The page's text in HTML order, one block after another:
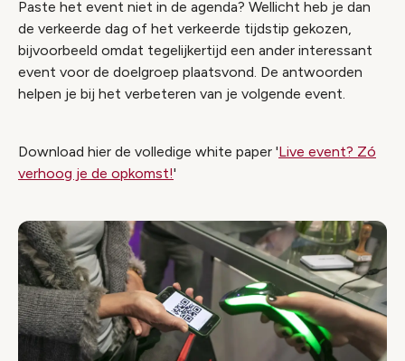
Paste het event niet in de agenda? Wellicht heb je dan
de verkeerde dag of het verkeerde tijdstip gekozen,
bijvoorbeeld omdat tegelijkertijd een ander interessant
event voor de doelgroep plaatsvond. De antwoorden
helpen je bij het verbeteren van je volgende event.
Download hier de volledige white paper 'Live event? Zó
verhoog je de opkomst!'